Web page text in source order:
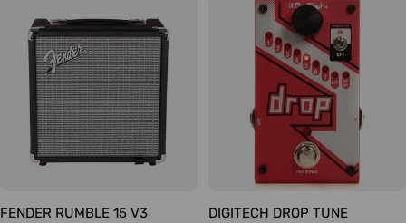
FENDER RUMBLE 15 V3
DIGITECH DROP TUNE